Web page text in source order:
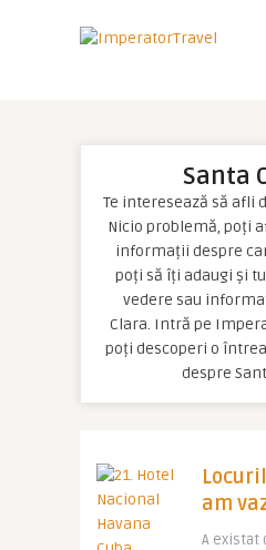
Santa
Te interesează să afli
Nicio problemă, poți
informații despre
poți să îți adaugi și
vedere sau
Clara. Intră pe
poți descoperi o
despre
am
A existat